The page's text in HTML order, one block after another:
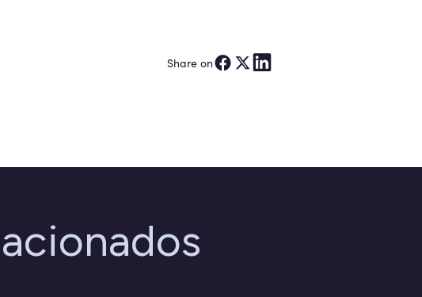
Share on